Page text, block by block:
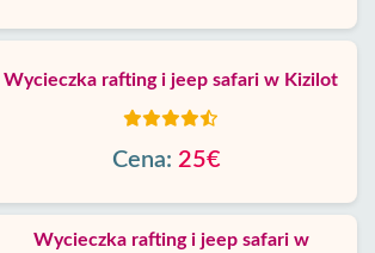
Wycieczka rafting i jeep safari w Kizilot
Cena: 25€
Wycieczka rafting i jeep safari w